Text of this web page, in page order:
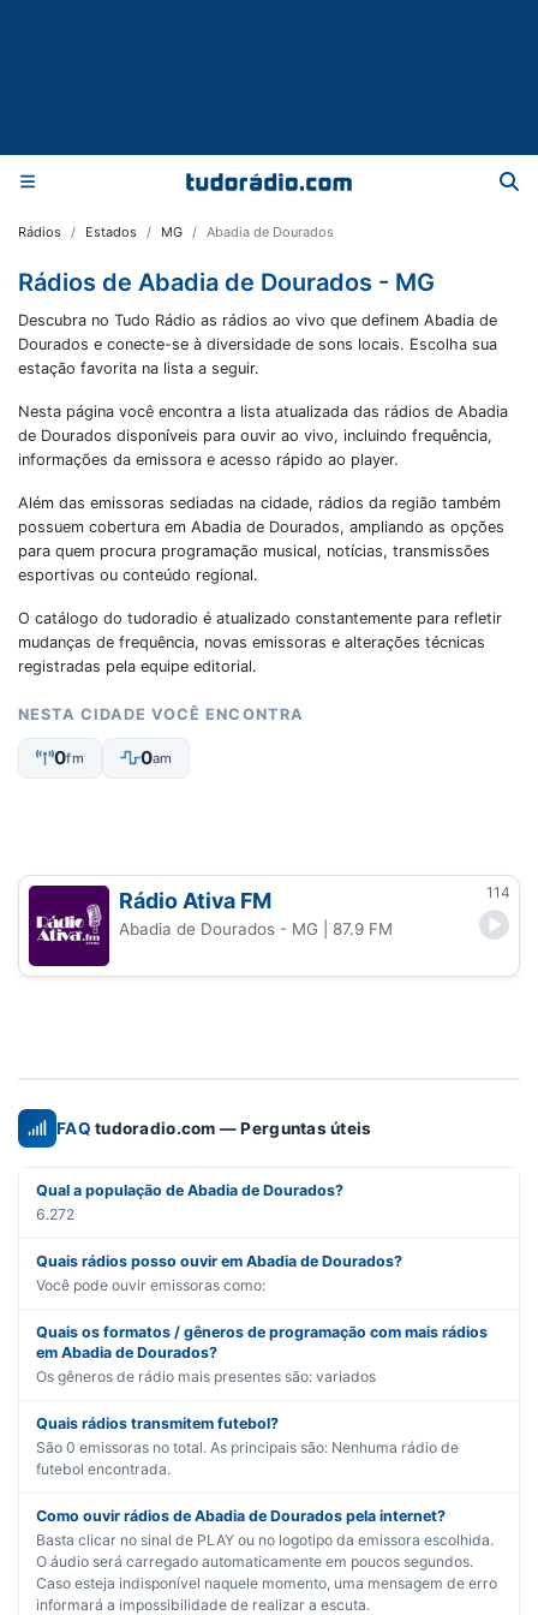
Rádios Estados MG Abadia de Dourados
Rádios de Abadia de Dourados - MG
Descubra no Tudo Rádio as rádios ao vivo que definem Abadia de
Dourados e conecte-se à diversidade de sons locais. Escolha sua
estação favorita na lista a seguir.
Nesta página você encontra a lista atualizada das rádios de Abadia
de Dourados disponíveis para ouvir ao vivo, incluindo frequência,
informações da emissora e acesso rápido ao player.
Além das emissoras sediadas na cidade, rádios da região também
possuem cobertura em Abadia de Dourados, ampliando as opções
para quem procura programação musical, notícias, transmissões
esportivas ou conteúdo regional.
O catálogo do tudoradio é atualizado constantemente para refletir
mudanças de frequência, novas emissoras e alterações técnicas
registradas pela equipe editorial.
NESTA CIDADE VOCÊ ENCONTRA
0fm 0am
Rádio Ativa FM 114
Abadia de Dourados - MG | 87.9 FM
FAQ tudoradio.com — Perguntas úteis
Qual a população de Abadia de Dourados?
6.272
Quais rádios posso ouvir em Abadia de Dourados?
Você pode ouvir emissoras como:
Quais os formatos / gêneros de programação com mais rádios
em Abadia de Dourados?
Os gêneros de rádio mais presentes são: variados
Quais rádios transmitem futebol?
São 0 emissoras no total. As principais são: Nenhuma rádio de
futebol encontrada.
Como ouvir rádios de Abadia de Dourados pela internet?
Basta clicar no sinal de PLAY ou no logotipo da emissora escolhida.
O áudio será carregado automaticamente em poucos segundos.
Caso esteja indisponível naquele momento, uma mensagem de erro
informará a impossibilidade de realizar a escuta.